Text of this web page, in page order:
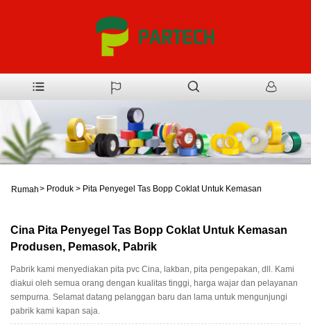
Rumah> Produk > Pita Penyegel Tas Bopp Coklat Untuk Kemasan
Cina Pita Penyegel Tas Bopp Coklat Untuk Kemasan
Produsen, Pemasok, Pabrik
Pabrik kami menyediakan pita pvc Cina, lakban, pita pengepakan, dll. Kami
diakui oleh semua orang dengan kualitas tinggi, harga wajar dan pelayanan
sempurna. Selamat datang pelanggan baru dan lama untuk mengunjungi
pabrik kami kapan saja.